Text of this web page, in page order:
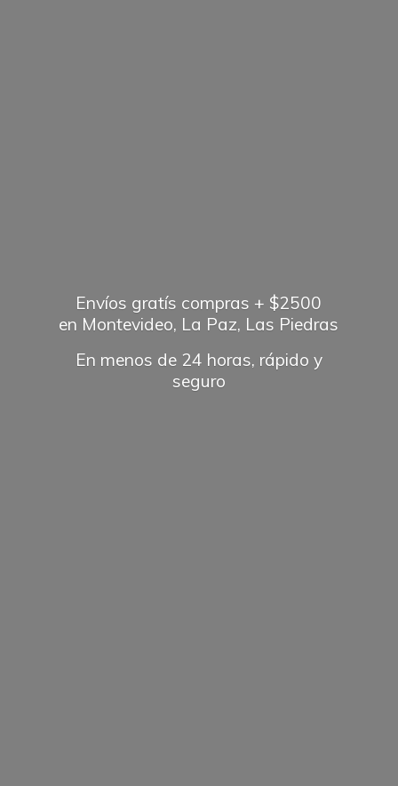
Envíos gratís compras + $2500
en Montevideo, La Paz, Las Piedras
En menos de 24 horas, rápido y
seguro